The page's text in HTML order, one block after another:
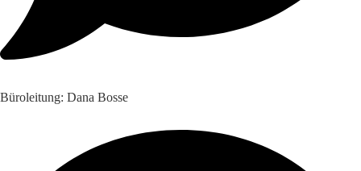
Büroleitung: Dana Bosse